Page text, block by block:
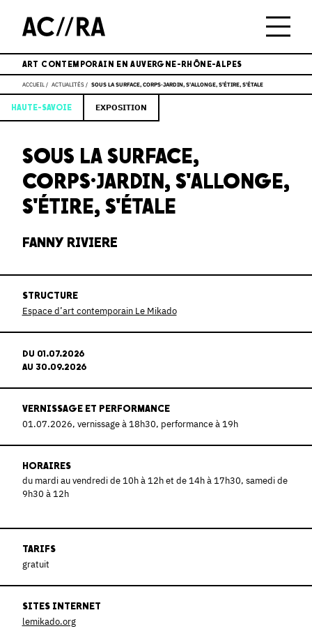
ART CONTEMPORAIN EN AUVERGNE-RHÔNE-ALPES
ACCUEIL ACTUALITÉS SOUS LA SURFACE, CORPS·JARDIN, S'ALLONGE, S'ÉTIRE, S'ÉTALE
HAUTE-SAVOIE EXPOSITION
SOUS LA SURFACE,
CORPS·JARDIN, S'ALLONGE,
S'ÉTIRE, S'ÉTALE
FANNY RIVIERE
STRUCTURE
Espace d’art contemporain Le Mikado
DU 01.07.2026
AU 30.09.2026
VERNISSAGE ET PERFORMANCE
01.07.2026, vernissage à 18h30, performance à 19h
HORAIRES
du mardi au vendredi de 10h à 12h et de 14h à 17h30, samedi de
9h30 à 12h
TARIFS
gratuit
SITES INTERNET
lemikado.org